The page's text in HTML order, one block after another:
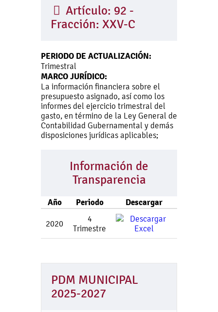
Artículo: 92 -
Fracción: XXV-C
PERIODO DE ACTUALIZACIÓN:
Trimestral
MARCO JURÍDICO:
La información financiera sobre el
presupuesto asignado, así como los
informes del ejercicio trimestral del
gasto, en término de la Ley General de
Contabilidad Gubernamental y demás
disposiciones jurídicas aplicables;
Información de
Transparencia
Año Periodo Descargar
2020
4
Trimestre
PDM MUNICIPAL
2025-2027